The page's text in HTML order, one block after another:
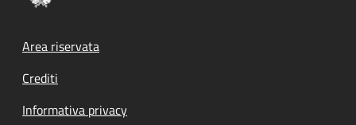
Footer menu
Area riservata
Crediti
Informativa privacy